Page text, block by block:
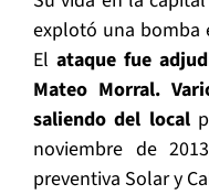
explotó una bomba
El ataque fue
Mateo Morral.
saliendo del local
noviembre de
preventiva Solar y